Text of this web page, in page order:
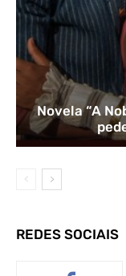
Novela “A
REDES SOCIAIS